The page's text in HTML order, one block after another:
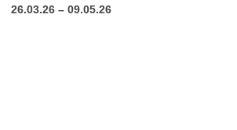
26.03.26 – 09.05.26